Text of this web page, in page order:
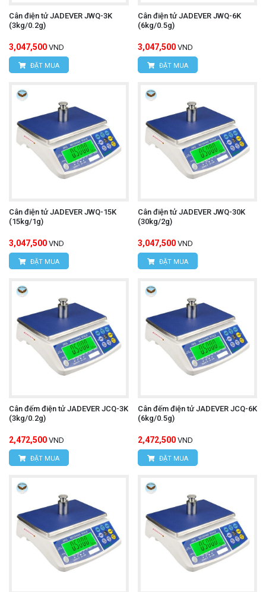
Cân điện tử JADEVER JWQ-3K
(3kg/0.2g)
3,047,500 VND
ĐẶT MUA
Cân điện tử JADEVER JWQ-6K
(6kg/0.5g)
3,047,500 VND
ĐẶT MUA
Cân điện tử JADEVER JWQ-15K
(15kg/1g)
3,047,500 VND
ĐẶT MUA
Cân điện tử JADEVER JWQ-30K
(30kg/2g)
3,047,500 VND
ĐẶT MUA
Cân đếm điện tử JADEVER JCQ-3K
(3kg/0.2g)
2,472,500 VND
ĐẶT MUA
Cân đếm điện tử JADEVER JCQ-6K
(6kg/0.5g)
2,472,500 VND
ĐẶT MUA